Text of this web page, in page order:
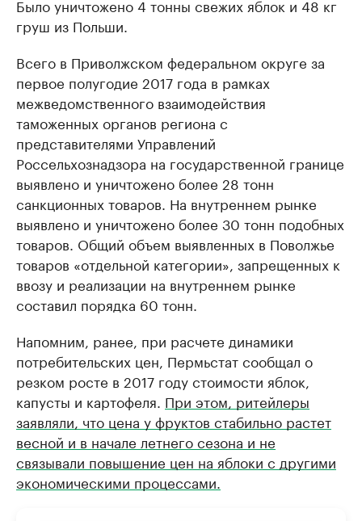
Было уничтожено 4 тонны свежих яблок и 48 кг
груш из Польши.
Всего в Приволжском федеральном округе за
первое полугодие 2017 года в рамках
межведомственного взаимодействия
таможенных органов региона с
представителями Управлений
Россельхознадзора на государственной границе
выявлено и уничтожено более 28 тонн
санкционных товаров. На внутреннем рынке
выявлено и уничтожено более 30 тонн подобных
товаров. Общий объем выявленных в Поволжье
товаров «отдельной категории», запрещенных к
ввозу и реализации на внутреннем рынке
составил порядка 60 тонн.
Напомним, ранее, при расчете динамики
потребительских цен, Пермьстат сообщал о
резком росте в 2017 году стоимости яблок,
капусты и картофеля. При этом, ритейлеры
заявляли, что цена у фруктов стабильно растет
весной и в начале летнего сезона и не
связывали повышение цен на яблоки с другими
экономическими процессами.